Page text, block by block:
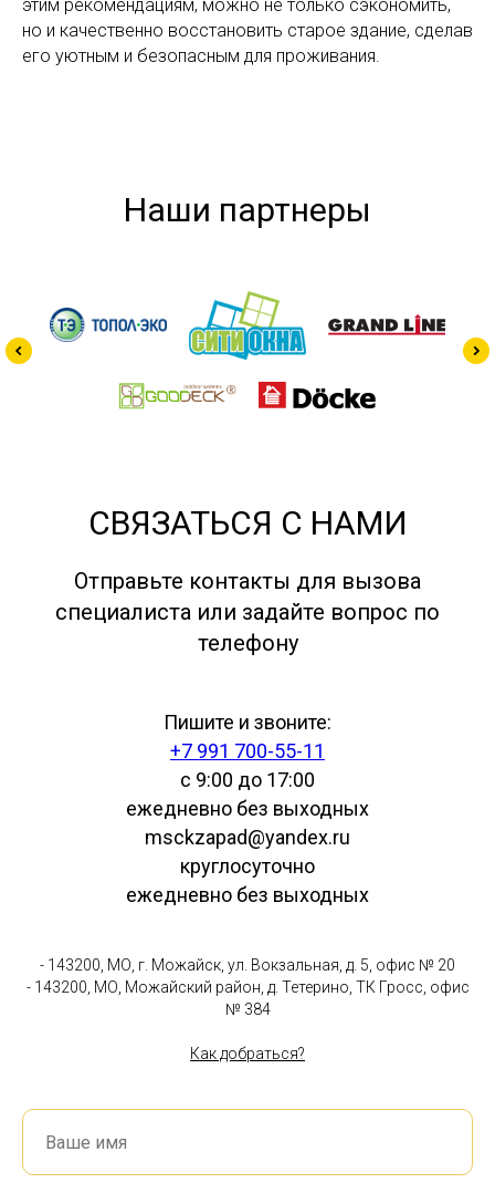
этим рекомендациям, можно не только сэкономить,
но и качественно восстановить старое здание, сделав
его уютным и безопасным для проживания.
Наши партнеры
СВЯЗАТЬСЯ С НАМИ
Отправьте контакты для вызова
специалиста или задайте вопрос по
телефону
Пишите и звоните:
+7 991 700-55-11
с 9:00 до 17:00
ежедневно без выходных
msckzapad@yandex.ru
круглосуточно
ежедневно без выходных
- 143200, МО, г. Можайск, ул. Вокзальная, д. 5, офис № 20
- 143200, МО, Можайский район, д. Тетерино, ТК Гросс, офис
№ 384
Как добраться?